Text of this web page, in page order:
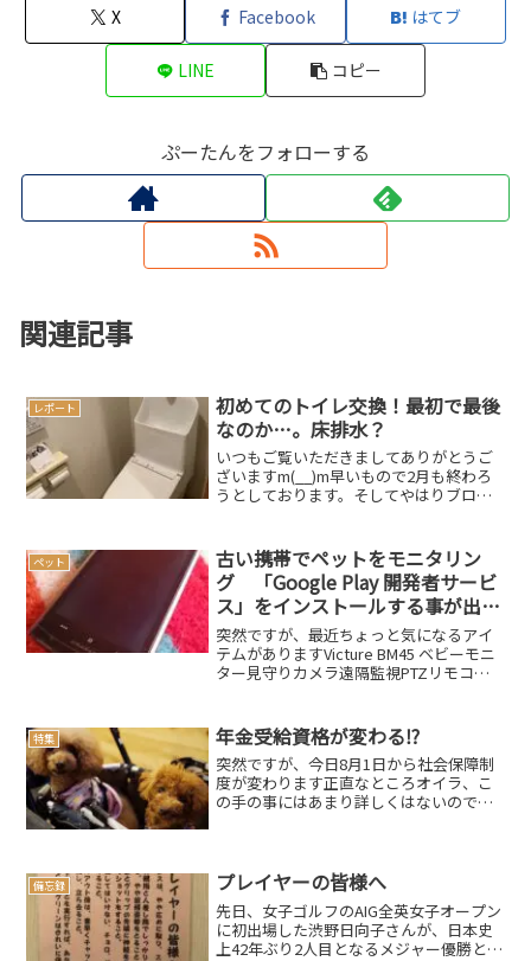
X Facebook はてブ
LINE コピー
ぷーたんをフォローする
関連記事
レポート
初めてのトイレ交換！最初で最後
なのか…。床排水？
いつもご覧いただきましてありがとうご
ざいますm(__)m早いもので2月も終わろ
うとしております。そしてやはりブログ
レの調子が悪くなり、応急処置を施して
年を越した...
ペット
古い携帯でペットをモニタリン
グ 「Google Play 開発者サービ
ス」をインストールする事が出来
ました
突然ですが、最近ちょっと気になるアイ
テムがありますVicture BM45 ベビーモニ
ター見守りカメラ遠隔監視PTZリモコン
看護日本語取扱説明書取得 二年間品質保
証...
特集 年金受給資格が変わる⁉
突然ですが、今日8月1日から社会保障制
度が変わります正直なところオイラ、こ
の手の事にはあまり詳しくはないのです
ク(adsby...
備忘録 プレイヤーの皆様へ
先日、女子ゴルフのAIG全英女子オープン
に初出場した渋野日向子さんが、日本史
上42年ぶり2人目となるメジャー優勝とい